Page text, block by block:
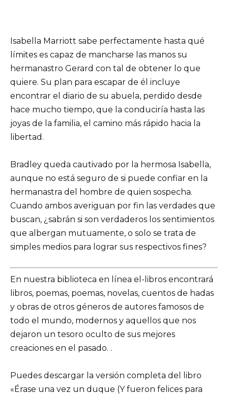
Isabella Marriott sabe perfectamente hasta qué
límites es capaz de mancharse las manos su
hermanastro Gerard con tal de obtener lo que
quiere. Su plan para escapar de él incluye
encontrar el diario de su abuela, perdido desde
hace mucho tiempo, que la conduciría hasta las
joyas de la familia, el camino más rápido hacia la
libertad.
Bradley queda cautivado por la hermosa Isabella,
aunque no está seguro de si puede confiar en la
hermanastra del hombre de quien sospecha.
Cuando ambos averiguan por fin las verdades que
buscan, ¿sabrán si son verdaderos los sentimientos
que albergan mutuamente, o solo se trata de
simples medios para lograr sus respectivos fines?
En nuestra biblioteca en línea el-libros encontrará
libros, poemas, poemas, novelas, cuentos de hadas
y obras de otros géneros de autores famosos de
todo el mundo, modernos y aquellos que nos
dejaron un tesoro oculto de sus mejores
creaciones en el pasado. .
Puedes descargar la versión completa del libro
«Érase una vez un duque (Y fueron felices para